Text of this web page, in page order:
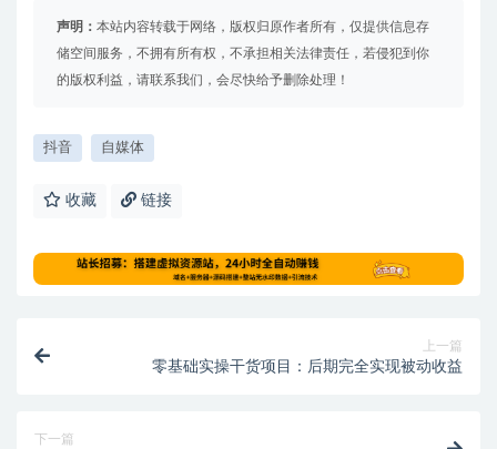
声明： 本站内容转载于网络，版权归原作者所有，仅提供信息存
储空间服务，不拥有所有权，不承担相关法律责任，若侵犯到你
的版权利益，请联系我们，会尽快给予删除处理！
抖音 自媒体
收藏 链接
上一篇
零基础实操干货项目：后期完全实现被动收益
下一篇